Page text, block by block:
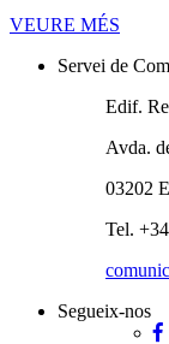
VEURE MÉS
Servei de
Edif.
Avda.
03202
Tel.
Segueix-nos